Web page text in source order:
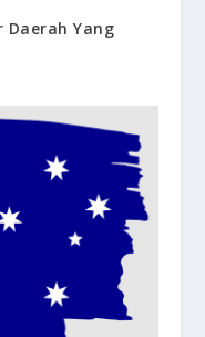
Daerah Yang